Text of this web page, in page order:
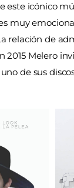
este icónico
muy
relación de
2015 Melero
de sus